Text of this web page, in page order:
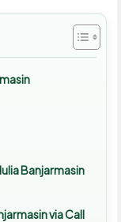
Banjarmasin
via Call